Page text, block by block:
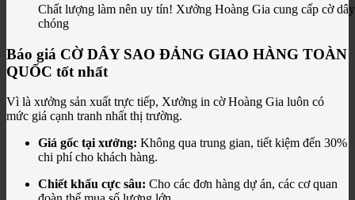
Chất lượng làm nên uy tín! Xưởng Hoàng Gia cung cấp cờ
chóng
Báo giá CỜ DÂY SAO ĐẢNG GIAO HÀNG TOÀN
QUỐC tốt nhất
Vì là xưởng sản xuất trực tiếp, Xưởng in cờ Hoàng Gia luôn có
mức giá cạnh tranh nhất thị trường.
Giá gốc tại xưởng: Không qua trung gian, tiết kiệm đến 30%
chi phí cho khách hàng.
Chiết khấu cực sâu: Cho các đơn hàng dự án, các cơ quan